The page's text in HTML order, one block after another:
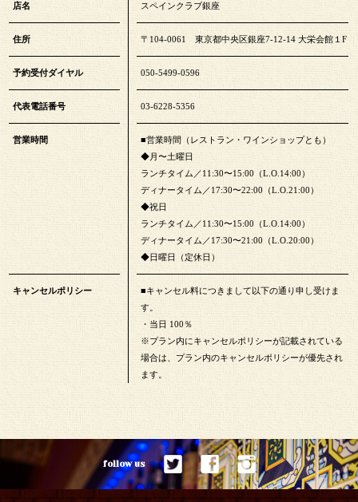
店名 スペインクラブ銀座
住所 〒104-0061 東京都中央区銀座7-12-14 大栄会館１F
予約受付ダイヤル 050-5499-0596
代表電話番号 03-6228-5356
営業時間
■営業時間（レストラン・ワインショップとも）
◆月〜土曜日
ランチタイム／11:30〜15:00（L.O.14:00）
ディナータイム／17:30〜22:00（L.O.21:00）
◆祝日
ランチタイム／11:30〜15:00（L.O.14:00）
ディナータイム／17:30〜21:00（L.O.20:00）
◆日曜日（定休日）
キャンセルポリシー
■キャンセル料につきまして以下の通り申し受けま
す。
・当日 100％
※プラン内にキャンセルポリシーが記載されている
場合は、プラン内のキャンセルポリシーが優先され
ます。
follow us